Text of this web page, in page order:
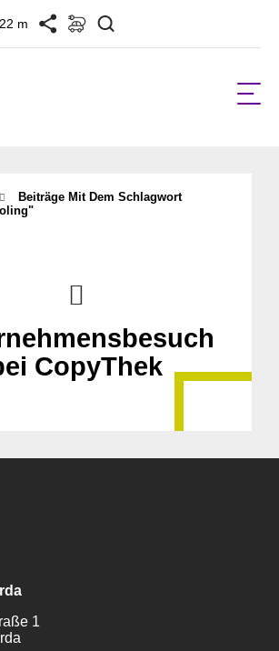
m
Beiträge Mit Dem Schlagwort
CopyThek
1